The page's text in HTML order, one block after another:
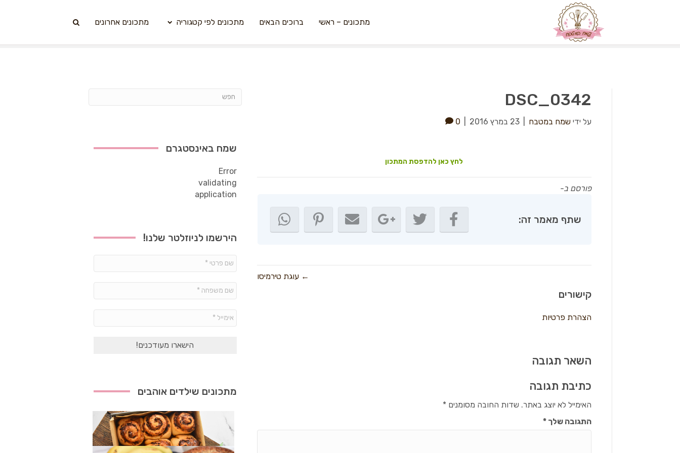
מתכונים – ראשי ברוכים הבאים מתכונים לפי קטגוריה מתכונים אחרונים
DSC_0342
על ידי שמח במטבח 23 במרץ 2016 0
לחץ כאן להדפסת המתכון
פורסם ב-
שתף מאמר זה:
← עוגת טירמיסו
קישורים
הצהרת פרטיות
השאר תגובה
כתיבת תגובה
האימייל לא יוצג באתר. שדות החובה מסומנים*
התגובה שלך*
שמח באינסטגרם
Error
validating
application
הירשמו לניוזלטר שלנו!
מתכונים שילדים אוהבים